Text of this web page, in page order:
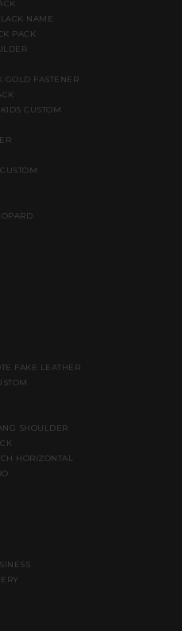
NAME
PACK
GOLD FASTENER
CUSTOM
FAKE LEATHER
SHOULDER
HORIZONTAL